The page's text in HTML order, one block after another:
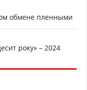
обмене пленными
року» – 2024